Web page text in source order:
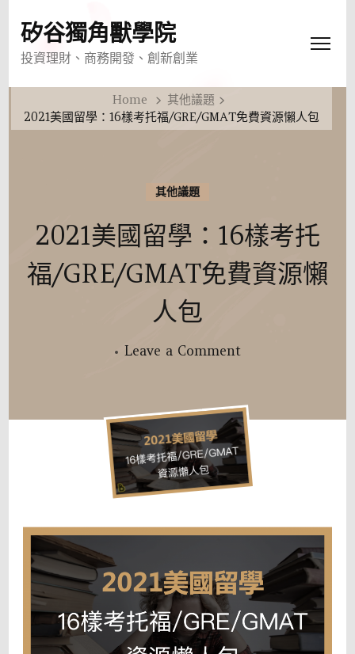
矽谷獨角獸學院
投資理財、商務開發、創新創業
Home
其他議題
2021美國留學：16樣考托福/GRE/GMAT免費資源懶人包
其他議題
2021美國留學：16樣考托
福/GRE/GMAT免費資源懶
人包
Leave a Commenton
國
留
學：
托
福/GRE/GMAT
免
費